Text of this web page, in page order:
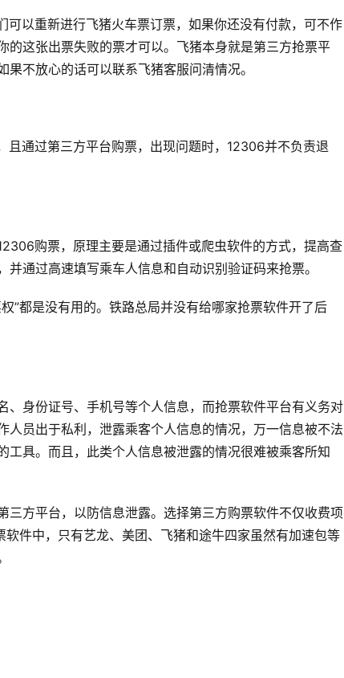
以重新进行飞猪火车票订票，如果你还没有付款，可不作
这张出票失败的票才可以。飞猪本身就是第三方抢票平
不放心的话可以联系飞猪客服问清情况。
通过第三方平台购票，出现问题时，12306并不负责退
购票，原理主要是通过插件或爬虫软件的方式，提高查
通过高速填写乘车人信息和自动识别验证码来抢票。
都是没有用的。铁路总局并没有给哪家抢票软件开了后
身份证号、手机号等个人信息，而抢票软件平台有义务对
员出于私利，泄露乘客个人信息的情况，万一信息被不法
具。而且，此类个人信息被泄露的情况很难被乘客所知
方平台，以防信息泄露。选择第三方购票软件不仅收费项
件中，只有艺龙、美团、飞猪和途牛四家虽然有加速包等